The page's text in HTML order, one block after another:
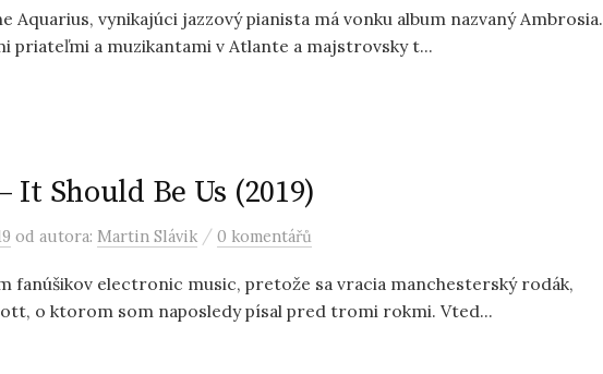
Aquarius, vynikajúci jazzový pianista má vonku album nazvaný Ambrosia.
priateľmi a muzikantami v Atlante a majstrovsky t...
It Should Be Us (2019)
od autora: Martin Slávik / 0 komentářů
fanúšikov electronic music, pretože sa vracia manchesterský rodák,
o ktorom som naposledy písal pred tromi rokmi. Vted...